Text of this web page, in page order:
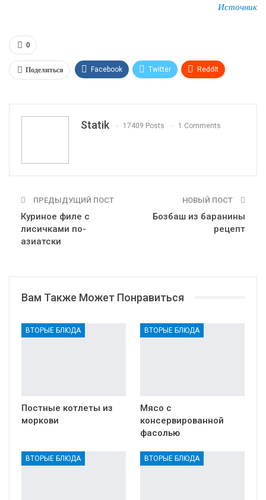
Источник
0
Поделиться Facebook Twitter ReddIt
Statik 17409 Posts 1 Comments
ПРЕДЫДУЩИЙ ПОСТ
Куриное филе с
лисичками по-
азиатски
НОВЫЙ ПОСТ
Бозбаш из баранины
рецепт
Вам Также Может Понравиться
ВТОРЫЕ БЛЮДА
Постные котлеты из
моркови
ВТОРЫЕ БЛЮДА
Мясо с
консервированной
фасолью
ВТОРЫЕ БЛЮДА ВТОРЫЕ БЛЮДА